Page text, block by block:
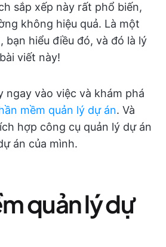
sắp xếp này rất phổ biến,
không hiệu quả. Là một
bạn hiểu điều đó, và đó là lý
viết này!
ngay vào việc và khám phá
mềm quản lý dự án. Và
hợp công cụ quản lý dự án
án của mình.
quản lý dự